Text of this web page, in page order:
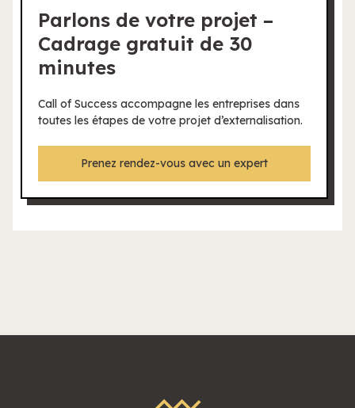
Parlons de votre projet –
Cadrage gratuit de 30
minutes
Call of Success accompagne les entreprises dans
toutes les étapes de votre projet d’externalisation.
Prenez rendez-vous avec un expert